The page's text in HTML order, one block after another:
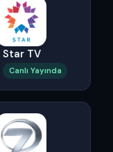
Star TV
Canlı Yayında